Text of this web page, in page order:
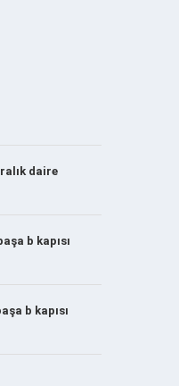
daire
b kapısı
b kapısı